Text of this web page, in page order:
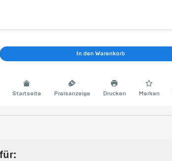
In den Warenkorb
Startseite Preisanzeige Drucken Merken